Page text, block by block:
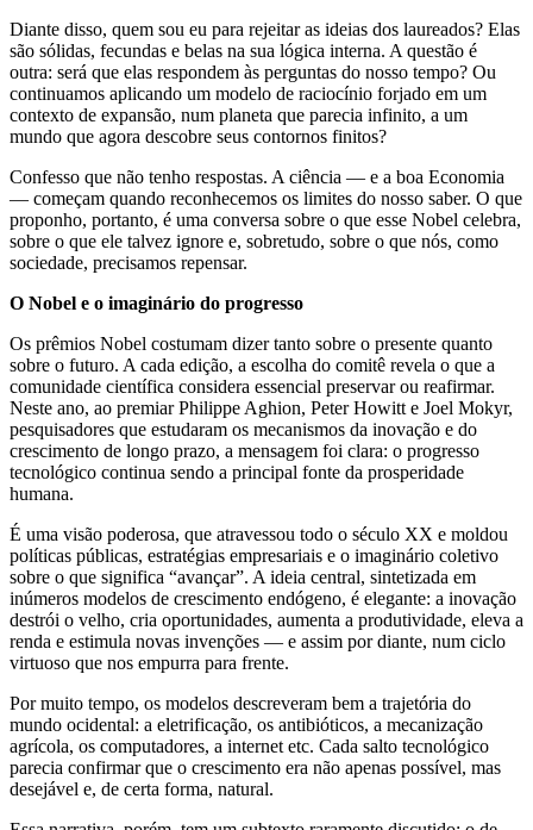
Diante disso, quem sou eu para rejeitar as ideias dos laureados? Elas
são sólidas, fecundas e belas na sua lógica interna. A questão é
outra: será que elas respondem às perguntas do nosso tempo? Ou
continuamos aplicando um modelo de raciocínio forjado em um
contexto de expansão, num planeta que parecia infinito, a um
mundo que agora descobre seus contornos finitos?
Confesso que não tenho respostas. A ciência — e a boa Economia
— começam quando reconhecemos os limites do nosso saber. O que
proponho, portanto, é uma conversa sobre o que esse Nobel celebra,
sobre o que ele talvez ignore e, sobretudo, sobre o que nós, como
sociedade, precisamos repensar.
O Nobel e o imaginário do progresso
Os prêmios Nobel costumam dizer tanto sobre o presente quanto
sobre o futuro. A cada edição, a escolha do comitê revela o que a
comunidade científica considera essencial preservar ou reafirmar.
Neste ano, ao premiar Philippe Aghion, Peter Howitt e Joel Mokyr,
pesquisadores que estudaram os mecanismos da inovação e do
crescimento de longo prazo, a mensagem foi clara: o progresso
tecnológico continua sendo a principal fonte da prosperidade
humana.
É uma visão poderosa, que atravessou todo o século XX e moldou
políticas públicas, estratégias empresariais e o imaginário coletivo
sobre o que significa “avançar”. A ideia central, sintetizada em
inúmeros modelos de crescimento endógeno, é elegante: a inovação
destrói o velho, cria oportunidades, aumenta a produtividade, eleva a
renda e estimula novas invenções — e assim por diante, num ciclo
virtuoso que nos empurra para frente.
Por muito tempo, os modelos descreveram bem a trajetória do
mundo ocidental: a eletrificação, os antibióticos, a mecanização
agrícola, os computadores, a internet etc. Cada salto tecnológico
parecia confirmar que o crescimento era não apenas possível, mas
desejável e, de certa forma, natural.